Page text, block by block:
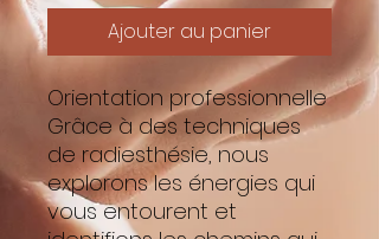
Ajouter au panier
Orientation professionnelle
Grâce à des techniques
de radiesthésie, nous
explorons les énergies qui
vous entourent et